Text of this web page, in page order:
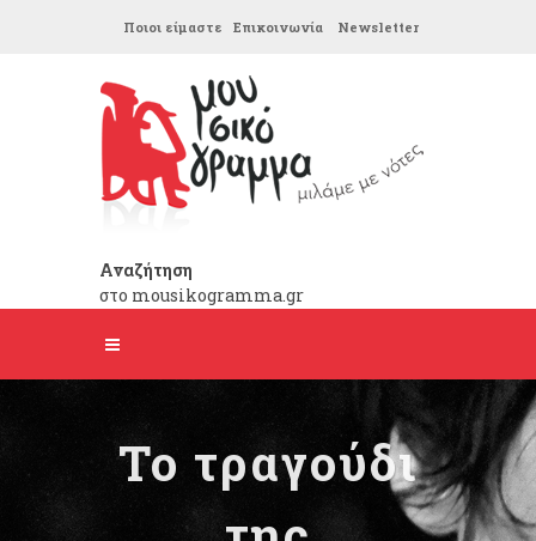
Ποιοι είμαστε Επικοινωνία Newsletter
Αναζήτηση
στο mousikogramma.gr
Το τραγούδι